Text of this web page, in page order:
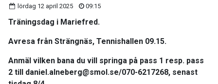
lördag 12 april 2025 09:15
Träningsdag i Mariefred.
Avresa från Strängnäs, Tennishallen 09.15.
Anmäl vilken bana du vill springa på pass 1 resp. pass
2 till daniel.alneberg@smol.se/070-6217268, senast